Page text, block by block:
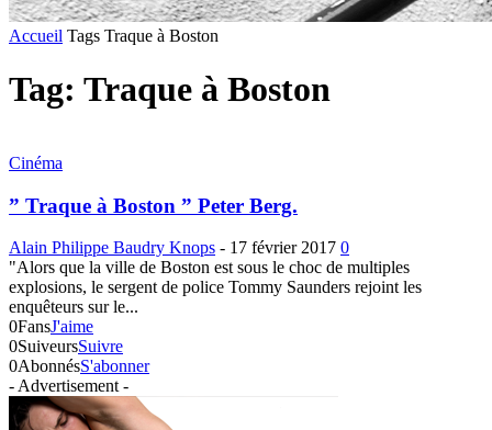
Accueil Tags Traque à Boston
Tag: Traque à Boston
Cinéma
” Traque à Boston ” Peter Berg.
Alain Philippe Baudry Knops - 17 février 2017 0
"Alors que la ville de Boston est sous le choc de multiples
explosions, le sergent de police Tommy Saunders rejoint les
enquêteurs sur le...
0FansJ'aime
0SuiveursSuivre
0AbonnésS'abonner
- Advertisement -